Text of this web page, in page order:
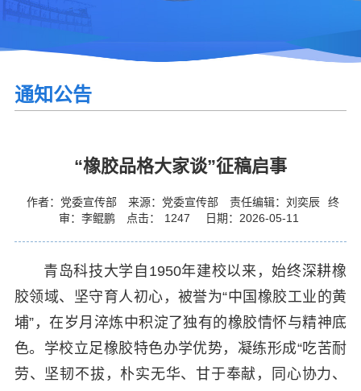
通知公告
“橡胶品格大家谈”征稿启事
作者：党委宣传部 来源：党委宣传部 责任编辑：刘奕辰
终
审：李鲲鹏
点击： 1247 日期：2026-05-11
青岛科技大学自1950年建校以来，始终深耕橡
胶领域、坚守育人初心，被誉为“中国橡胶工业的黄
埔”，在岁月淬炼中积淀了独有的橡胶情怀与精神底
色。学校立足橡胶特色办学优势，凝练形成“吃苦耐
劳、坚韧不拔，朴实无华、甘于奉献，同心协力、